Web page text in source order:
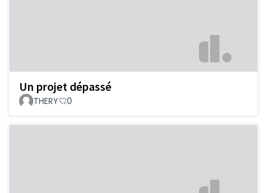
Un projet dépassé
THERY 0